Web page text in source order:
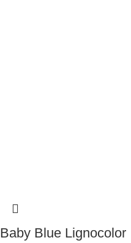
Baby Blue Lignocolor